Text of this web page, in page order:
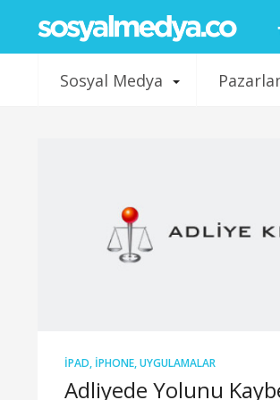
Sosyal Medya
IPAD, IPHONE,UYGULAMALAR
Adliyede Yolunu